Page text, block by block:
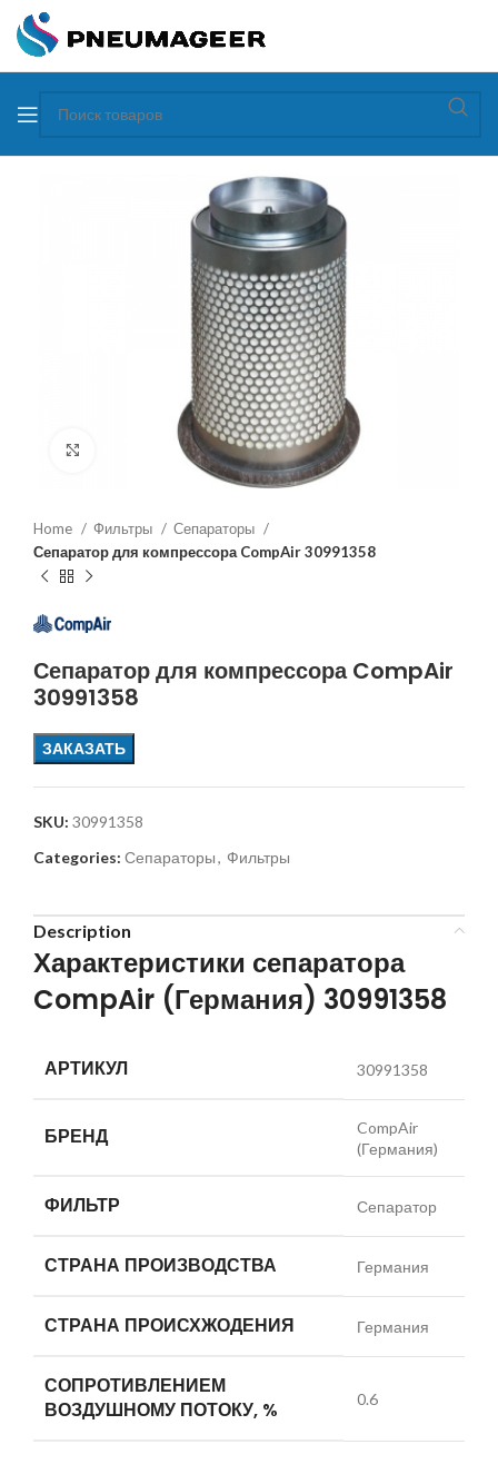
Home Фильтры
Сепараторы
Сепаратор для компрессора CompAir 30991358
Сепаратор для компрессора CompAir
30991358
ЗАКАЗАТЬ
SKU: 30991358
Categories: Сепараторы, Фильтры
Description
Характеристики сепаратора
CompAir (Германия) 30991358
АРТИКУЛ 30991358
БРЕНД
CompAir
(Германия)
ФИЛЬТР Сепаратор
СТРАНА ПРОИЗВОДСТВА Германия
СТРАНА ПРОИСХЖОДЕНИЯ Германия
СОПРОТИВЛЕНИЕМ
ВОЗДУШНОМУ ПОТОКУ, %
0.6